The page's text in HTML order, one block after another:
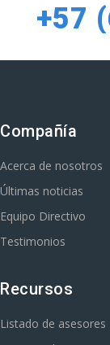
+57
Compañía
Acerca de nosotros
Últimas noticias
Equipo Directivo
Testimonios
Recursos
Listado de asesores